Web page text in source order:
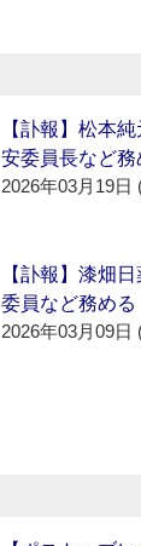
【訃報】松本
安委員長など務
2026年03月19日
【訃報】漆畑
委員など務める
2026年03月09日